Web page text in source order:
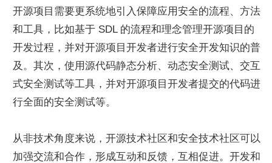
开源项目需要更系统地引入保障应用安全的流程、方法
和工具，比如基于 SDL 的流程和理念管理开源项目的
开发过程，并对开源项目开发者进行安全开发知识的普
及。其次，使用源代码静态分析、动态安全测试、交互
式安全测试等工具，并对开源项目开发者提交的代码进
行全面的安全测试等。
从非技术角度来说，开源技术社区和安全技术社区可以
加强交流和合作，形成互动和反馈，互相促进。开发和